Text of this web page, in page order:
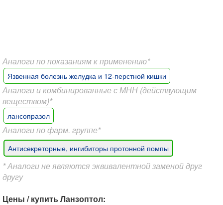
Аналоги по показаниям к применению*
Язвенная болезнь желудка и 12-перстной кишки
Аналоги и комбинированные с МНН (действующим
веществом)*
лансопразол
Аналоги по фарм. группе*
Антисекреторные, ингибиторы протонной помпы
* Аналоги не являются эквивалентной заменой друг
другу
Цены / купить Ланзоптол: